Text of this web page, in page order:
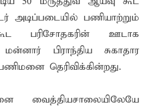
பணியாற்றும்
பரிசோதகரின் ஊடாக
பிராந்திய சுகாதார
தெரிவிக்கின்றது.
வைத்தியசாலையிலேயே